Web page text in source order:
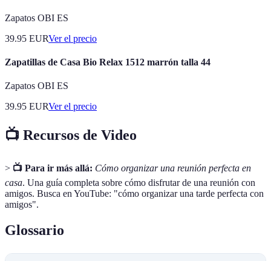
Zapatos OBI ES
39.95 EURVer el precio
Zapatillas de Casa Bio Relax 1512 marrón talla 44
Zapatos OBI ES
39.95 EURVer el precio
📺 Recursos de Video
> 📺 Para ir más allá: Cómo organizar una reunión perfecta en
casa. Una guía completa sobre cómo disfrutar de una reunión con
amigos. Busca en YouTube: "cómo organizar una tarde perfecta con
amigos".
Glossario